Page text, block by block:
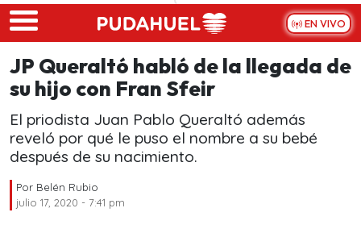
Skip to main content
EN VIVO
JP Queraltó habló de la llegada de
su hijo con Fran Sfeir
El priodista Juan Pablo Queraltó además
reveló por qué le puso el nombre a su bebé
después de su nacimiento.
Por Belén Rubio
julio 17, 2020 - 7:41 pm